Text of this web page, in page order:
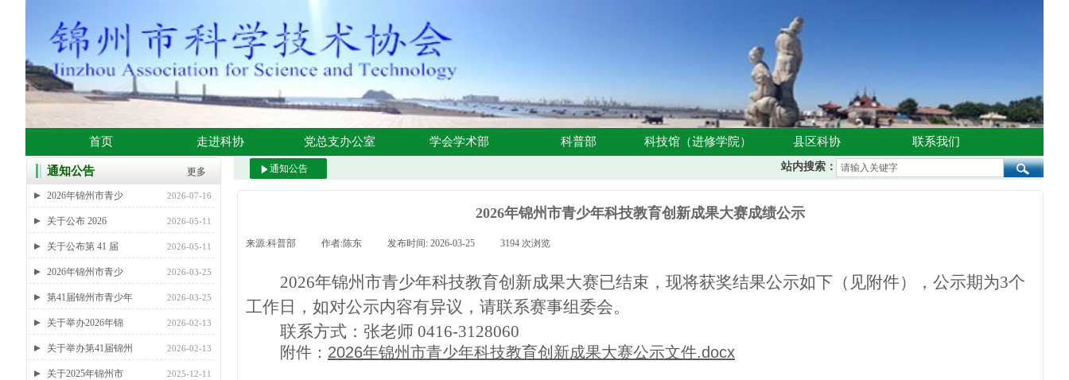
首页 走进科协 党总支办公室 学会学术部 科普部 科技馆（进修学院） 县区科协 联系我们
站内搜索：
更多
2026年锦州市青少 2026-07-16
关于公布 2026 2026-05-11
关于公布第 41 届 2026-05-11
2026年锦州市青少 2026-03-25
第41届锦州市青少年 2026-03-25
关于举办2026年锦 2026-02-13
关于举办第41届锦州 2026-02-13
关于2025年锦州市 2025-12-11
通知公告 通知公告
2026年锦州市青少年科技教育创新成果大赛成绩公示
来源:科普部 作者:陈东 发布时间: 2026-03-25 3194 次浏览
2026年锦州市青少年科技教育创新成果大赛已结束，现将获奖结果公示如下（见附件），公示期为3个
工作日，如对公示内容有异议，请联系赛事组委会。
联系方式： 张老师 0416-3128060
附件： 2026年锦州市青少年科技教育创新成果大赛公示文件.docx